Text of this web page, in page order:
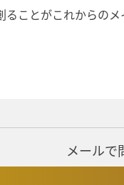
ことがこれからのメ
メールで